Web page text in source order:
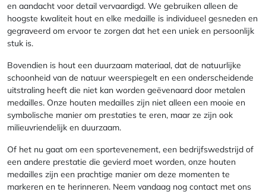
en aandacht voor detail vervaardigd. We gebruiken alleen de
hoogste kwaliteit hout en elke medaille is individueel gesneden en
gegraveerd om ervoor te zorgen dat het een uniek en persoonlijk
stuk is.
Bovendien is hout een duurzaam materiaal, dat de natuurlijke
schoonheid van de natuur weerspiegelt en een onderscheidende
uitstraling heeft die niet kan worden geëvenaard door metalen
medailles. Onze houten medailles zijn niet alleen een mooie en
symbolische manier om prestaties te eren, maar ze zijn ook
milieuvriendelijk en duurzaam.
Of het nu gaat om een sportevenement, een bedrijfswedstrijd of
een andere prestatie die gevierd moet worden, onze houten
medailles zijn een prachtige manier om deze momenten te
markeren en te herinneren. Neem vandaag nog contact met ons